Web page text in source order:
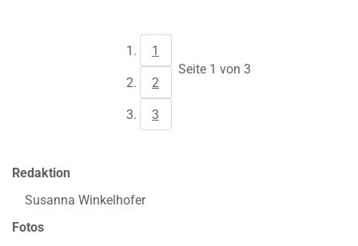
1
2
3
Seite 1 von 3
Redaktion
Susanna Winkelhofer
Fotos